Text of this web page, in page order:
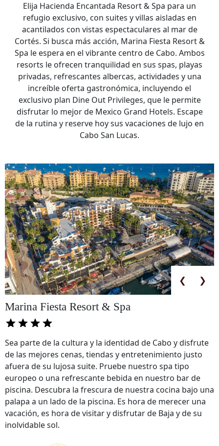
Elija Hacienda Encantada Resort & Spa para un
refugio exclusivo, con suites y villas aisladas en
acantilados con vistas espectaculares al mar de
Cortés. Si busca más acción, Marina Fiesta Resort &
Spa le espera en el vibrante centro de Cabo. Ambos
resorts le ofrecen tranquilidad en sus spas, playas
privadas, refrescantes albercas, actividades y una
increíble oferta gastronómica, incluyendo el
exclusivo plan Dine Out Privileges, que le permite
disfrutar lo mejor de Mexico Grand Hotels. Escape
de la rutina y reserve hoy sus vacaciones de lujo en
Cabo San Lucas.
❮ ❯
Marina Fiesta Resort & Spa
Sea parte de la cultura y la identidad de Cabo y disfrute
de las mejores cenas, tiendas y entretenimiento justo
afuera de su lujosa suite. Pruebe nuestro spa tipo
europeo o una refrescante bebida en nuestro bar de
piscina. Descubra la frescura de nuestra cocina bajo una
palapa a un lado de la piscina. Es hora de merecer una
vacación, es hora de visitar y disfrutar de Baja y de su
inolvidable sol.